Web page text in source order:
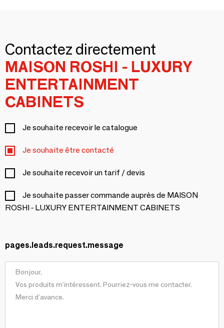
Contactez directement
MAISON ROSHI - LUXURY
ENTERTAINMENT
CABINETS
Je souhaite recevoir le catalogue
Je souhaite être contacté
Je souhaite recevoir un tarif / devis
Je souhaite passer commande auprès de MAISON
ROSHI - LUXURY ENTERTAINMENT CABINETS
pages.leads.request.message